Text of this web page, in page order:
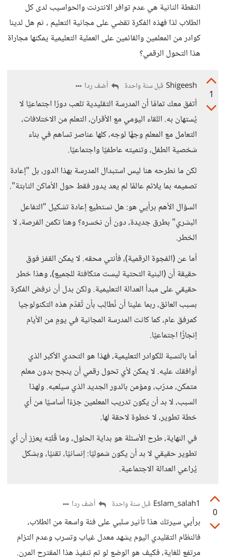
النقطة الثانية هي عدم توافر الانترنت والحواسيب لدى كل
الطلاب لذا فهذه الفكرة تقضي على مجانية التعليم ، ثم هل لدينا
كوادر من المعلمين والقائمين على العملية التعليمية يمكنها مجاراة
هذا التحول الرقمي؟
1
Shigeesh قبل سنة واحدة أضف ردا
أتفق معك تمامًا أن المدرسة التقليدية تلعب دورًا اجتماعيًا لا
يُستهان به. اللقاء اليومي مع الأقران، التعلم من الاختلافات،
التعامل مع المعلم وجهًا لوجه، كلها عناصر تساهم في بناء
شخصية الطفل، وتنميته عاطفيًا واجتماعيًا.
لكن ما نطرحه هنا ليس استبدال المدرسة بهذا الدور، بل "إعادة
تصميمه بما يلائم عالمًا لم يعد يدور فقط حول الأماكن الثابتة".
السؤال الأهم برأيي هو: هل نستطيع إعادة تشكيل "التفاعل
البشري" بطرق جديدة، دون أن نخسره؟ وهنا تكمن الفرصة، لا
الخطر.
أما عن (الفجوة الرقمية)، فأنتي محقه. لا يمكن القفز فوق
حقيقة أن (البنية التحتية ليست متكافئة للجميع)، وهذا خطر
حقيقي على مبدأ العدالة التعليمية. ولكن بدل أن نرفض الفكرة
بسبب العائق، ربما علينا أن نُطالِب بأن تُقدّم هذه التكنولوجيا
كمرفق عام، كما كانت المدرسة المجانية في يومٍ من الأيام
إنجازًا اجتماعيًا.
أما بالنسبة للكوادر التعليمية، فهذا هو التحدي الأكبر الذي
أوافقك عليه. لا يمكن لأي تحول رقمي أن ينجح بدون معلم
متمكن، مدرّب، ومؤمن بالدور الجديد الذي سيلعبه. ولهذا
السبب، لا بد أن يكون تدريب المعلمين جزءًا أساسيًا من أي
خطة تطوير، لا خطوة لاحقة لها.
في النهاية، طرح الأسئلة هو بداية الحلول، وما قُلتِه يعزز أن أي
تطوير حقيقي لا بد أن يكون شموليًا: إنسانيًا، تقنيًا، وبشكل
يُراعي العدالة الاجتماعية.
0
Eslam_salah1 قبل سنة واحدة أضف ردا
برأيي سيرتك هذا تأثير سلبي على فئة واسعة من الطلاب،
فالنظام التقليدي اليوم يشهد معدل غياب وتسرب وعدم التزام
مرتفع للغاية، فكيف هو الوضع لو تم تنفيذ هذا المقترح المرن.